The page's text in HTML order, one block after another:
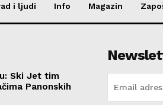
i ljudi Info Magazin
Ski Jet tim
Panonskih